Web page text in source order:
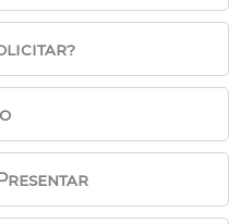
excluidas en los
hábilesa partir del
de las listas
admitido y